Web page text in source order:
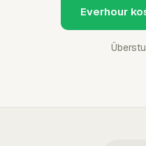
Everhour